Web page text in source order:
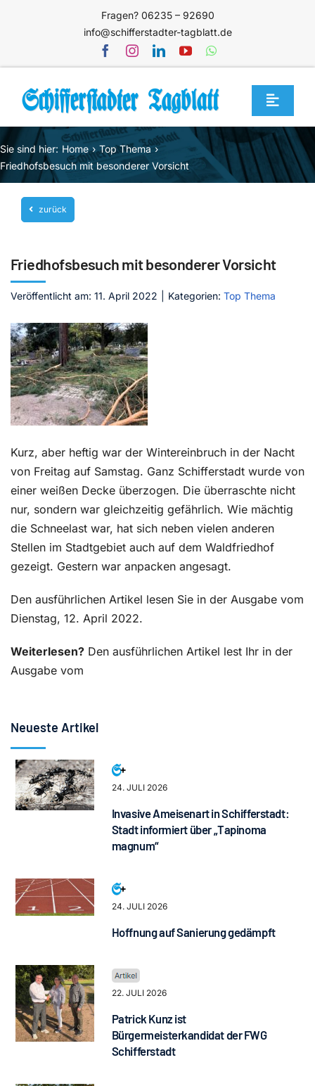
Fragen? 06235 – 92690
info@schifferstadter-tagblatt.de
Toggle
Home
Themen
Blog
Unternehmen
Mediathek
Kontakt
Sie sind hier: Home
Top Thema
Friedhofsbesuch mit besonderer Vorsicht
zurück
Friedhofsbesuch mit besonderer Vorsicht
Veröffentlicht am: 11. April 2022 Kategorien: Top Thema
Kurz, aber heftig war der Wintereinbruch in der Nacht
von Freitag auf Samstag. Ganz Schifferstadt wurde von
einer weißen Decke überzogen. Die überraschte nicht
nur, sondern war gleichzeitig gefährlich. Wie mächtig
die Schneelast war, hat sich neben vielen anderen
Stellen im Stadtgebiet auch auf dem Waldfriedhof
gezeigt. Gestern war anpacken angesagt.
Den ausführlichen Artikel lesen Sie in der Ausgabe vom
Dienstag, 12. April 2022.
Weiterlesen? Den ausführlichen Artikel lest Ihr in der
Ausgabe vom
Neueste Artikel
24. JULI 2026
Invasive Ameisenart in Schifferstadt:
Stadt informiert über „Tapinoma
magnum“
24. JULI 2026
Hoffnung auf Sanierung gedämpft
22. JULI 2026
Patrick Kunz ist
Bürgermeisterkandidat der FWG
Schifferstadt